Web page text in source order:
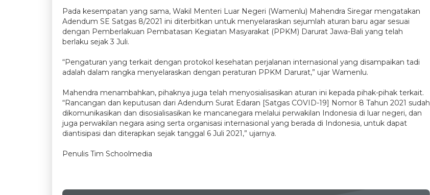
Pada kesempatan yang sama, Wakil Menteri Luar Negeri (Wamenlu) Mahendra Siregar mengatakan
Adendum SE Satgas 8/2021 ini diterbitkan untuk menyelaraskan sejumlah aturan baru agar sesuai
dengan Pemberlakuan Pembatasan Kegiatan Masyarakat (PPKM) Darurat Jawa-Bali yang telah
berlaku sejak 3 Juli.
“Pengaturan yang terkait dengan protokol kesehatan perjalanan internasional yang disampaikan tadi
adalah dalam rangka menyelaraskan dengan peraturan PPKM Darurat,” ujar Wamenlu.
Mahendra menambahkan, pihaknya juga telah menyosialisasikan aturan ini kepada pihak-pihak terkait.
“Rancangan dan keputusan dari Adendum Surat Edaran [Satgas COVID-19] Nomor 8 Tahun 2021 sudah
dikomunikasikan dan disosialisasikan ke mancanegara melalui perwakilan Indonesia di luar negeri, dan
juga perwakilan negara asing serta organisasi internasional yang berada di Indonesia, untuk dapat
diantisipasi dan diterapkan sejak tanggal 6 Juli 2021,” ujarnya.
Penulis Tim Schoolmedia